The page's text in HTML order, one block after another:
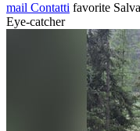
mail Contatti favorite Salva
Eye-catcher